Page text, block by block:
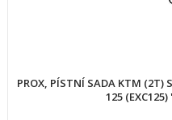
PROX, PÍSTNÍ SADA KTM (2T)
125